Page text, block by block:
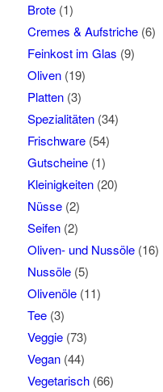
Brote (1)
Cremes & Aufstriche (6)
Feinkost im Glas (9)
Oliven (19)
Platten (3)
Spezialitäten (34)
Frischware (54)
Gutscheine (1)
Kleinigkeiten (20)
Nüsse (2)
Seifen (2)
Oliven- und Nussöle (16)
Nussöle (5)
Olivenöle (11)
Tee (3)
Veggie (73)
Vegan (44)
Vegetarisch (66)